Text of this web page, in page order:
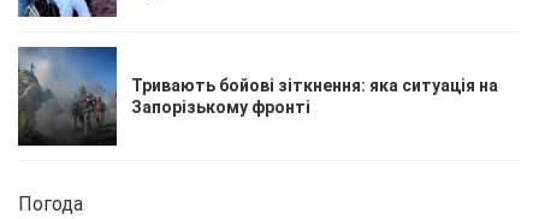
Тривають бойові зіткнення: яка ситуація на
Запорізькому фронті
Погода